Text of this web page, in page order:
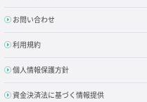
お問い合わせ
利用規約
個人情報保護方針
資金決済法に基づく情報提供